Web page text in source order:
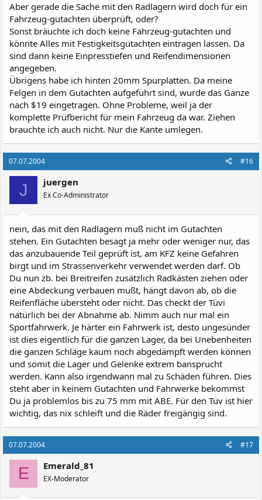
Aber gerade die Sache mit den Radlagern wird doch für ein
Fahrzeug-gutachten überprüft, oder?
Sonst bräuchte ich doch keine Fahrzeug-gutachten und
könnte Alles mit Festigkeitsgutachten eintragen lassen. Da
sind dann keine Einpresstiefen und Reifendimensionen
angegeben.
Übrigens habe ich hinten 20mm Spurplatten. Da meine
Felgen in dem Gutachten aufgeführt sind, wurde das Ganze
nach $19 eingetragen. Ohne Probleme, weil ja der
komplette Prüfbericht für mein Fahrzeug da war. Ziehen
brauchte ich auch nicht. Nur die Kante umlegen.
07.07.2004 #16
J juergen
Ex Co-Administrator
nein, das mit den Radlagern muß nicht im Gutachten
stehen. Ein Gutachten besagt ja mehr oder weniger nur, das
das anzubauende Teil geprüft ist, am KFZ keine Gefahren
birgt und im Strassenverkehr verwendet werden darf. Ob
Du nun zb. bei Breitreifen zusätzlich Radkästen ziehen oder
eine Abdeckung verbauen mußt, hängt davon ab, ob die
Reifenfläche übersteht oder nicht. Das checkt der Tüvi
natürlich bei der Abnahme ab. Nimm auch nur mal ein
Sportfahrwerk. Je härter ein Fahrwerk ist, desto ungesünder
ist dies eigentlich für die ganzen Lager, da bei Unebenheiten
die ganzen Schläge kaum noch abgedämpft werden können
und somit die Lager und Gelenke extrem bansprucht
werden. Kann also irgendwann mal zu Schäden führen. Dies
steht aber in keinem Gutachten und Fahrwerke bekommst
Du ja problemlos bis zu 75 mm mit ABE. Für den Tüv ist hier
wichtig, das nix schleift und die Räder freigängig sind.
07.07.2004 #17
E Emerald_81
EX-Moderator